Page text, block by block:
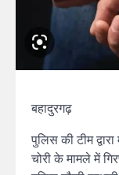
बहादुरगढ़
पुलिस की टीम
चोरी के मामले में